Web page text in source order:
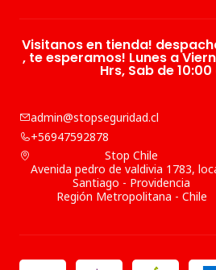
Visitanos en tienda!
, te esperamos! Lunes a
Hrs, Sab de 10:00
admin@stopseguridad.cl
+56947592878
Stop Chile
Avenida pedro de valdivia 1783,
Santiago - Providencia
Región Metropolitana - Chile